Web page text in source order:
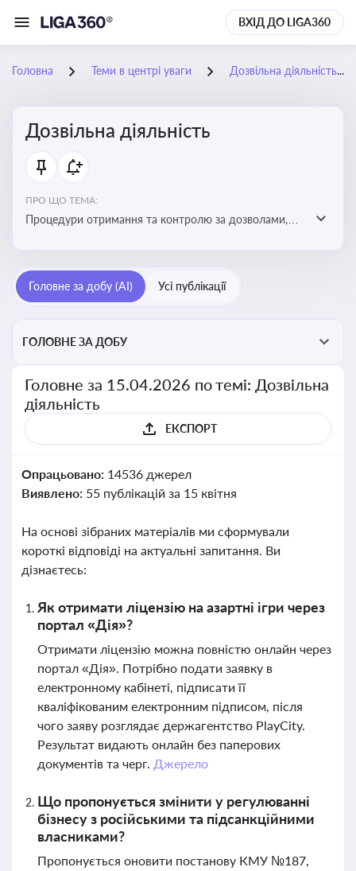
ВХІД ДО LIGA360
Головна Теми в центрі уваги Дозвільна діяльність
Дозвільна діяльність
ПРО ЩО ТЕМА:
Процедури отримання та контролю за дозволами,
законодавстві, щоб уникнути порушень та
забезпечити відповідність вимогам регуляторних
Головне за добу (AI) Усі публікації
ГОЛОВНЕ ЗА ДОБУ
Головне за 15.04.2026 по темі: Дозвільна
діяльність
ЕКСПОРТ
Опрацьовано: 14536 джерел
Виявлено: 55 публікацій за 15 квітня
На основі зібраних матеріалів ми сформували
короткі відповіді на актуальні запитання. Ви
дізнаєтесь:
Як отримати ліцензію на азартні ігри через
портал «Дія»?
Отримати ліцензію можна повністю онлайн через
портал «Дія». Потрібно подати заявку в
електронному кабінеті, підписати її
кваліфікованим електронним підписом, після
чого заяву розглядає держагентство PlayCity.
Результат видають онлайн без паперових
документів та черг. Джерело
Що пропонується змінити у регулюванні
бізнесу з російськими та підсанкційними
власниками?
Пропонується оновити постанову КМУ №187,